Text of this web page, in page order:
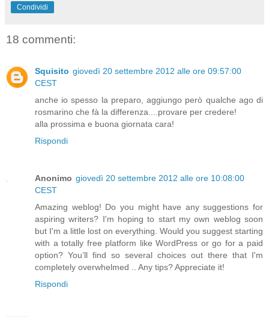
Condividi
18 commenti:
Squisito giovedì 20 settembre 2012 alle ore 09:57:00
CEST
anche io spesso la preparo, aggiungo però qualche ago di
rosmarino che fà la differenza....provare per credere!
alla prossima e buona giornata cara!
Rispondi
Anonimo giovedì 20 settembre 2012 alle ore 10:08:00
CEST
Amazing weblog! Do you might have any suggestions for
aspiring writers? I'm hoping to start my own weblog soon
but I'm a little lost on everything. Would you suggest starting
with a totally free platform like WordPress or go for a paid
option? You’ll find so several choices out there that I'm
completely overwhelmed .. Any tips? Appreciate it!
Rispondi